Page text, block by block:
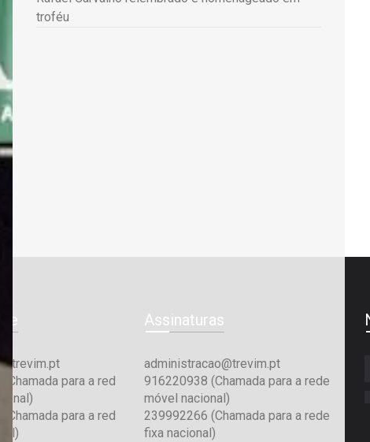
troféu
(Chamada para a red
(Chamada para a red
Assinaturas
administracao@trevim.pt
916220938 (Chamada para a rede
móvel nacional)
239992266 (Chamada para a rede
fixa nacional)